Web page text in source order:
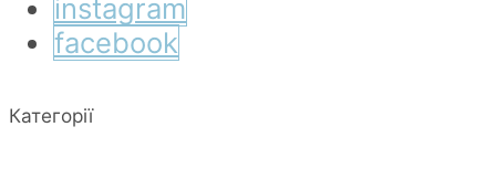
instagram
facebook
Категорії